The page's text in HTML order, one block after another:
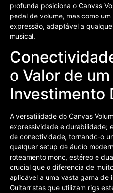
profunda posiciona o Canvas
pedal de volume, mas como
expressão, adaptável a
musical.
o Valor de um
Investimento
A versatilidade do Canvas
expressividade e durabilidade;
de conectividade, tornando-o
qualquer setup de áudio
roteamento mono, estéreo e
crucial que o diferencia de
aplicável a uma vasta gama de
Guitarristas que utilizam rigs